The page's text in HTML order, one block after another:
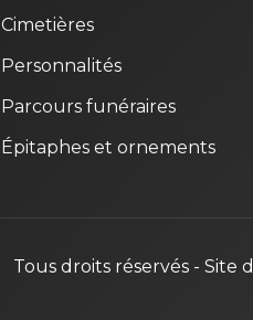
Cimetières
Personnalités
Parcours funéraires
Épitaphes et ornements
Tous droits réservés -